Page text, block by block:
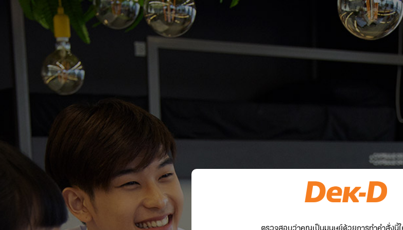
ตรวจสอบว่าคุณเป็นมนุษย์ด้วยการทำคำสั่งนี้ใ